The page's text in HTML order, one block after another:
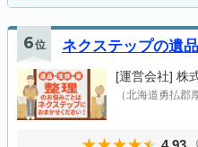
6位 ネクステップの遺
[運営会社] 株
（北海道勇払郡